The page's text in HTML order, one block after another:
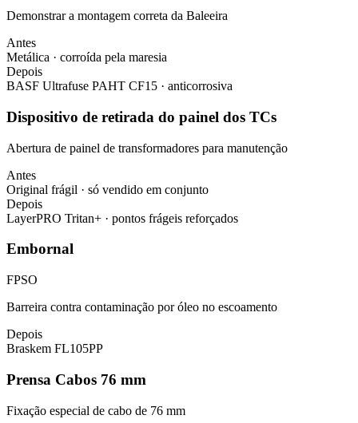
Demonstrar a montagem correta da Baleeira
Antes
Metálica · corroída pela maresia
Depois
BASF Ultrafuse PAHT CF15 · anticorrosiva
Dispositivo de retirada do painel dos TCs
Abertura de painel de transformadores para manutenção
Antes
Original frágil · só vendido em conjunto
Depois
LayerPRO Tritan+ · pontos frágeis reforçados
Embornal
FPSO
Barreira contra contaminação por óleo no escoamento
Depois
Braskem FL105PP
Prensa Cabos 76 mm
Fixação especial de cabo de 76 mm